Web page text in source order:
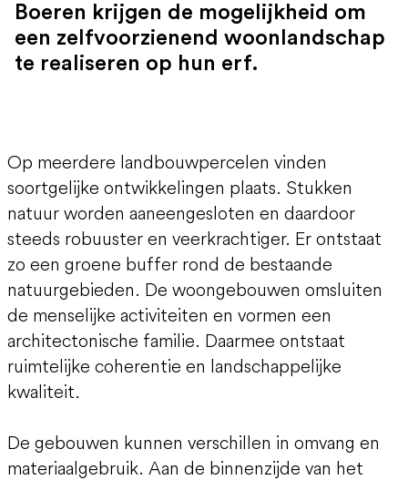
Boeren krijgen de mogelijkheid om
een zelfvoorzienend woonlandschap
te realiseren op hun erf.
Op meerdere landbouwpercelen vinden
soortgelijke ontwikkelingen plaats. Stukken
natuur worden aaneengesloten en daardoor
steeds robuuster en veerkrachtiger. Er ontstaat
zo een groene buffer rond de bestaande
natuurgebieden. De woongebouwen omsluiten
de menselijke activiteiten en vormen een
architectonische familie. Daarmee ontstaat
ruimtelijke coherentie en landschappelijke
kwaliteit.
De gebouwen kunnen verschillen in omvang en
materiaalgebruik. Aan de binnenzijde van het